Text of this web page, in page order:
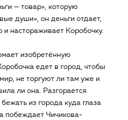
— товар», которую
души», он деньги отдает,
и настораживает Коробочку.
изобретённую
едет в город, чтобы
не торгуют ли там уже и
ли она. Разгорается
из города куда глаза
побеждает Чичикова-